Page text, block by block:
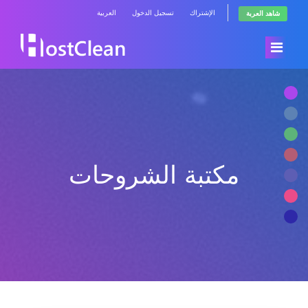
العربية تسجيل الدخول الإشتراك شاهد العربة
تصفح الكل
أخبار وإعلاناتمكتبة الشروحات